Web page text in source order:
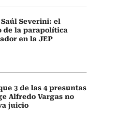
Severini: el
de la parapolítica
en la JEP
3 de las 4 presuntas
Alfredo Vargas no
juicio